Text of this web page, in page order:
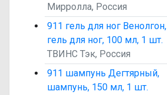
Мирролла, Россия
911 гель для ног Венолгон,
гель для ног, 100 мл, 1 шт.
ТВИНС Тэк, Россия
911 шампунь Дегтярный,
шампунь, 150 мл, 1 шт.